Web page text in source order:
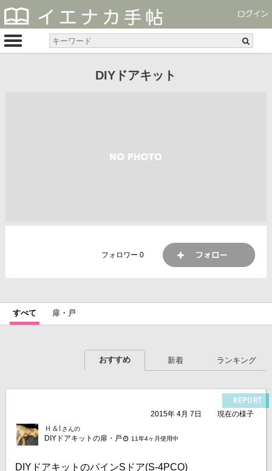
DIYドアキット
フォロワー0
すべて 扉・戸
おすすめ 新着 ランキング
REPORT
2015年 4月 7日
現在の様子
Ｈ＆I さんの
DIYドアキットの扉・戸 11年4ヶ月使用中
DIYドアキットのパインSドア(S-4PCO)